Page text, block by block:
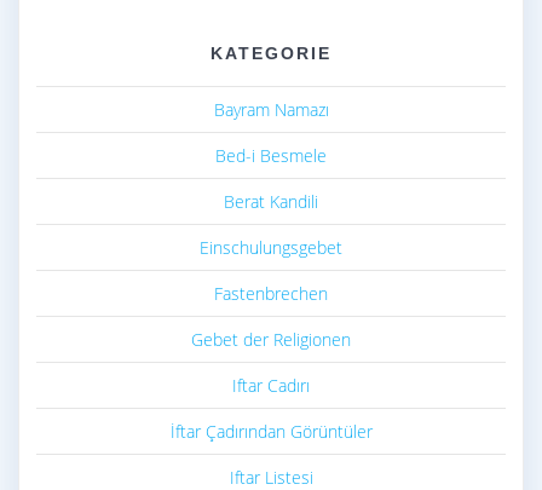
KATEGORIE
Bayram Namazı
Bed-i Besmele
Berat Kandili
Einschulungsgebet
Fastenbrechen
Gebet der Religionen
Iftar Cadırı
İftar Çadırından Görüntüler
Iftar Listesi